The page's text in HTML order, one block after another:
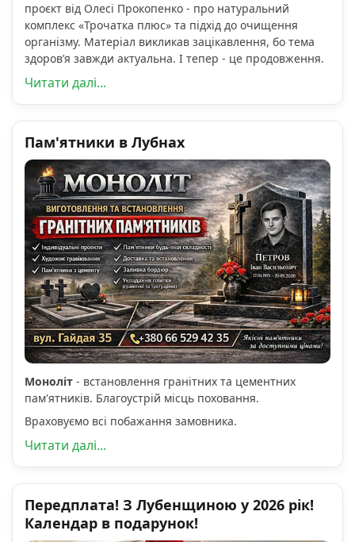
проєкт від Олесі Прокопенко - про натуральний
комплекс «Трочатка плюс» та підхід до очищення
організму. Матеріал викликав зацікавлення, бо тема
здоров’я завжди актуальна. І тепер - це продовження.
Читати далі...
Пам'ятники в Лубнах
Моноліт - встановлення гранітних та цементних
пам'ятників. Благоустрій місць поховання.
Враховуємо всі побажання замовника.
Читати далі...
Передплата! З Лубенщиною у 2026 рік!
Календар в подарунок!